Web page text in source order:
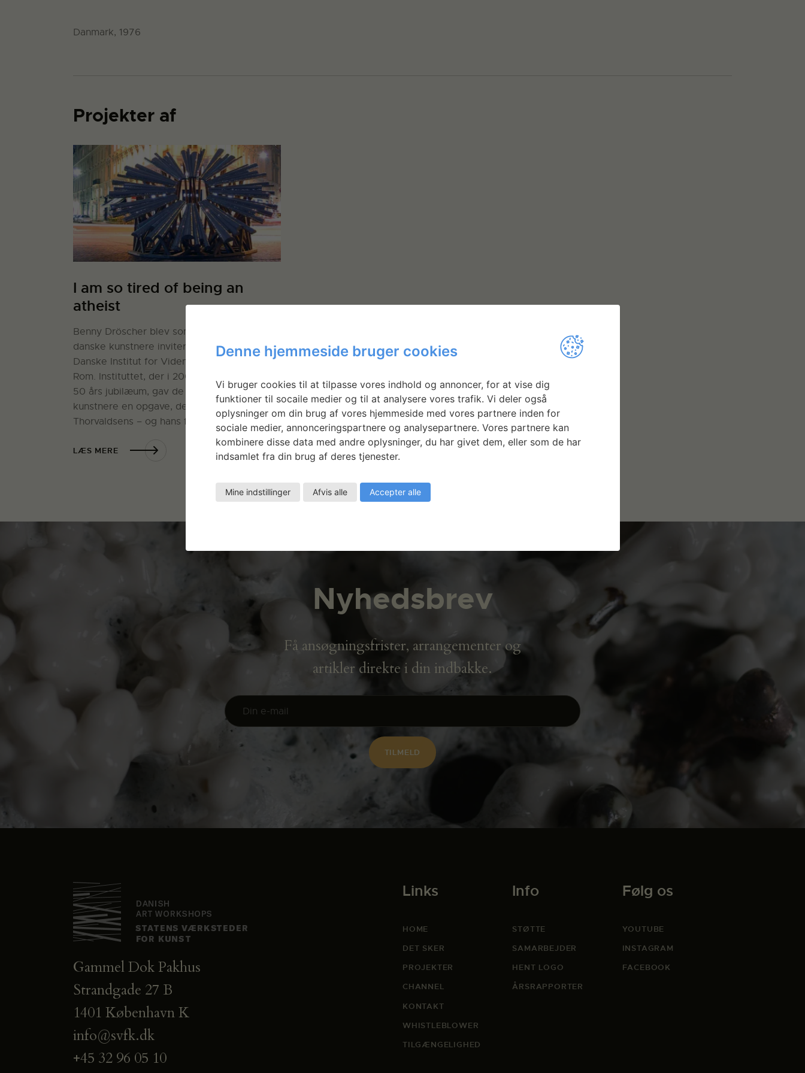
Danmark, 1976
Projekter af
I am so tired of being an
atheist
Benny Dröscher blev som den ene af fem
danske kunstnere inviteret til Rom af Det
Danske Institut for Videnskab og Kunst i
Rom. Instituttet, der i 2006 kunne fejre sit
50 års jubilæum, gav de inviterede
kunstnere en opgave, der lød: “Gå i
Thorvaldsens – og hans fællers… Læs mere
LÆS MERE
Nyhedsbrev
Få ansøgningsfrister, arrangementer og
artikler direkte i din indbakke.
Gammel Dok Pakhus
Strandgade 27 B
1401 København K
info@svfk.dk
+45 32 96 05 10
Links
HOME
DET SKER
PROJEKTER
CHANNEL
KONTAKT
WHISTLEBLOWER
TILGÆNGELIGHED
Info
STØTTE
SAMARBEJDER
HENT LOGO
ÅRSRAPPORTER
Følg os
YOUTUBE
INSTAGRAM
FACEBOOK
Denne hjemmeside bruger cookies
Vi bruger cookies til at tilpasse vores indhold og annoncer, for at vise dig
funktioner til socaile medier og til at analysere vores trafik. Vi deler også
oplysninger om din brug af vores hjemmeside med vores partnere inden for
sociale medier, annonceringspartnere og analysepartnere. Vores partnere kan
kombinere disse data med andre oplysninger, du har givet dem, eller som de har
indsamlet fra din brug af deres tjenester.
Mine indstillinger Afvis alle Accepter alle